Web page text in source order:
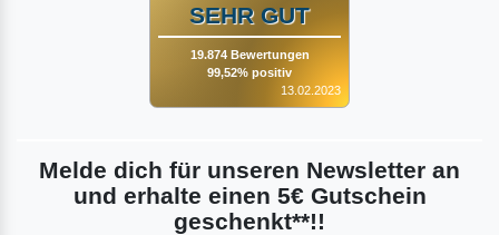
SEHR GUT
19.874 Bewertungen
99,52% positiv
13.02.2023
Melde dich für unseren Newsletter an
und erhalte einen 5€ Gutschein
geschenkt**!!